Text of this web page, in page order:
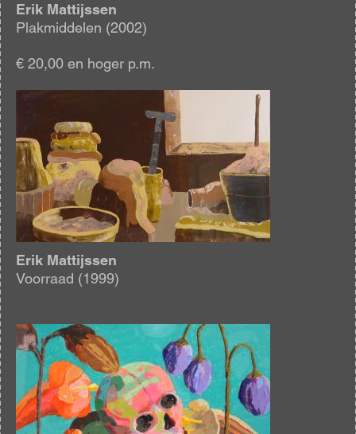
Erik Mattijssen
Plakmiddelen (2002)
€ 20,00 en hoger p.m.
Erik Mattijssen
Voorraad (1999)
Afbeelding